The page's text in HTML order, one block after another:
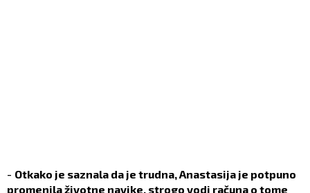
- Otkako je saznala da je trudna, Anastasija je potpuno
promenila životne navike, strogo vodi računa o tome